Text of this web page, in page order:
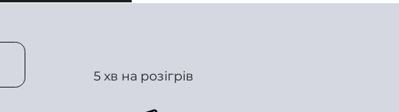
5 хв на розігрів